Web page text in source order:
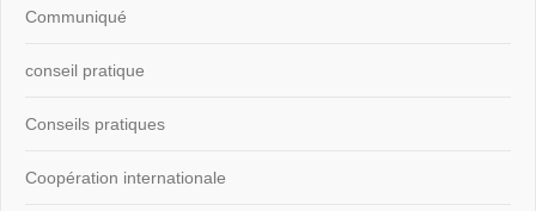
Communiqué
conseil pratique
Conseils pratiques
Coopération internationale